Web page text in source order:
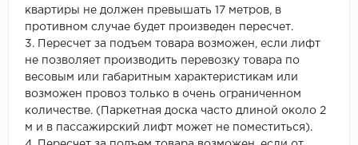
квартиры не должен превышать 17 метров, в
противном случае будет произведен пересчет.
3. Пересчет за подъем товара возможен, если лифт
не позволяет производить перевозку товара по
весовым или габаритным характеристикам или
возможен провоз только в очень ограниченном
количестве. (Паркетная доска часто длиной около 2
м и в пассажирский лифт может не поместиться).